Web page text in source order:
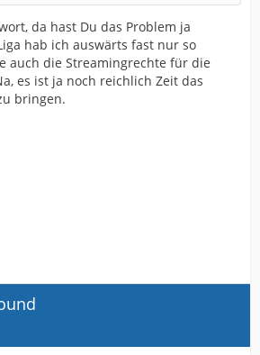
da hast Du das Problem ja
hab ich auswärts fast nur so
auch die Streamingrechte für die
es ist ja noch reichlich Zeit das
bringen.